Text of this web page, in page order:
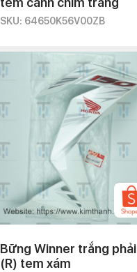
SKU: 64650K56V00ZB
Bững Winner trắng phải
(R) tem xám